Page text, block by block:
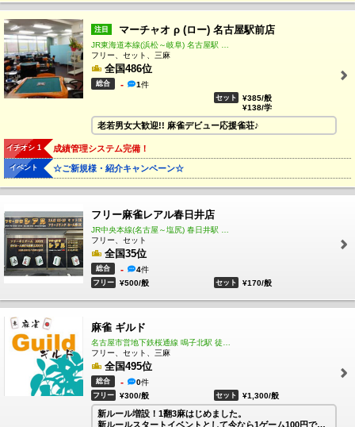
注目 マーチャオ ρ (ロー) 名古屋駅前店
フリー、セット、三麻
全国486位
総合 - 1件
セット
¥385/般
¥138/学
老若男女大歓迎!! 麻雀デビュー応援雀荘♪
イチオシ 1 成績管理システム完備！
イベント ☆ご新規様・紹介キャンペーン☆
フリー麻雀レアル春日井店
フリー、セット
全国35位
総合 - 4件
フリー ¥500/般 セット ¥170/般
麻雀 ギルド
フリー、セット、三麻
全国495位
総合 - 0件
フリー ¥300/般 セット ¥1,300/般
新ルール増設！1翻3麻はじめました。
新ルールスタートイベントとして今なら1ゲーム100円で遊